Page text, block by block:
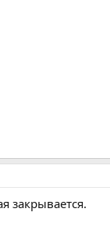
закрывается.